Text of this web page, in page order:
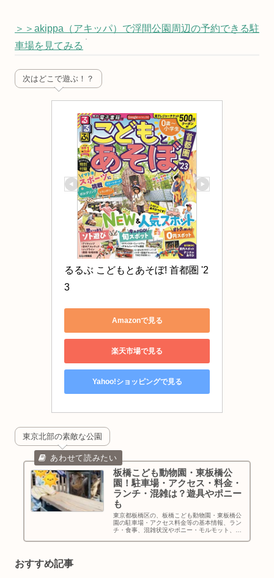
＞＞akippa（アキッパ）で浮間公園周辺の予約できる駐
車場を見てみる
次はどこで遊ぶ！？
るるぶ こどもとあそぼ! 首都圏 '2
3
Amazonで見る
楽天市場で見る
Yahoo!ショッピングで見る
東京北部の素敵な公園
板橋こども動物園・東板橋公
園！駐車場・アクセス・料金・
ランチ・混雑は？遊具やポニー
も
東京都板橋区の、板橋こども動物園・東板橋公
園の駐車場・アクセス料金等の基本情報、ラン
チ・食事、混雑状況やポニー・モルモット、遊
おすすめ記事